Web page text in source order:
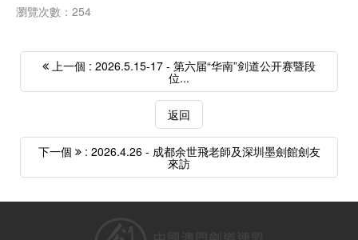
瀏覽次數：254
上一個 : 2026.5.15-17 - 第六届“华南”剑道公开赛暨段
位...
返回
下一個 : 2026.4.26 - 成都余世飛老師及深圳墨劍館劍友
來訪